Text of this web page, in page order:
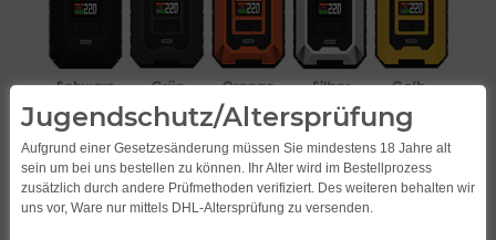
Jugendschutz/Altersprüfung
Aufgrund einer Gesetzesänderung müssen Sie mindestens 18 Jahre alt
sein um bei uns bestellen zu können. Ihr Alter wird im Bestellprozess
zusätzlich durch andere Prüfmethoden verifiziert. Des weiteren behalten wir
uns vor, Ware nur mittels DHL-Altersprüfung zu versenden.